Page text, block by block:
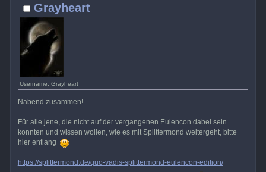
Grayheart
Username: Grayheart
Nabend zusammen!
Für alle jene, die nicht auf der vergangenen Eulencon dabei sein
konnten und wissen wollen, wie es mit Splittermond weitergeht, bitte
hier entlang
https://splittermond.de/quo-vadis-splittermond-eulencon-edition/